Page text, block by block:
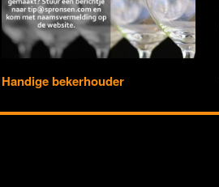
Handige bekerhouder